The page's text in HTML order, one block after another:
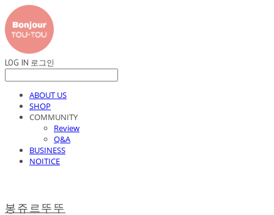
LOG IN 로그인
ABOUT US
SHOP
COMMUNITY
Review
Q&A
BUSINESS
NOITICE
봉쥬르뚜뚜